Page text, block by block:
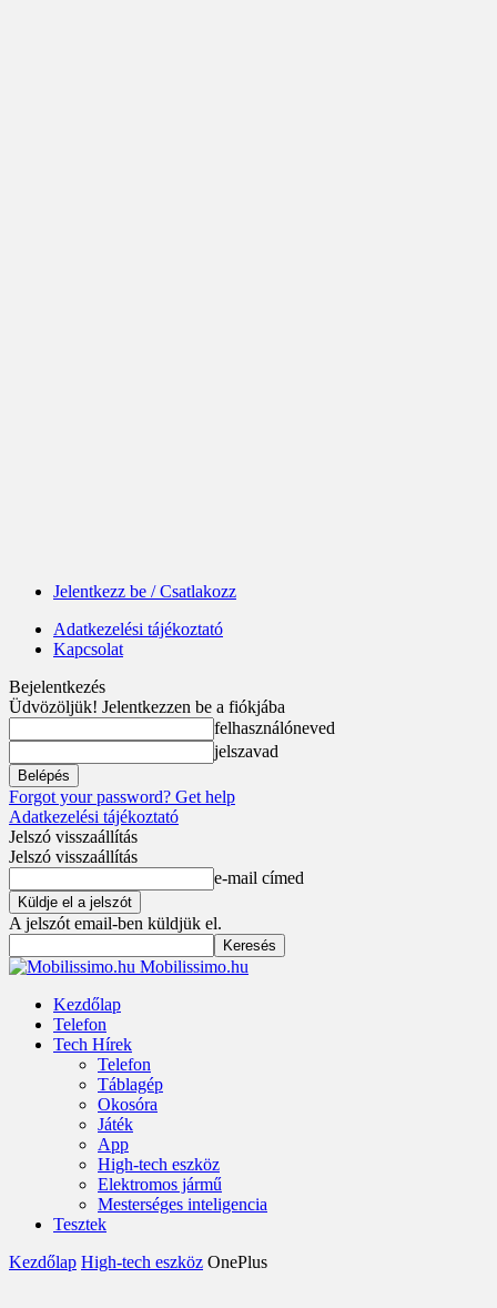
Jelentkezz be / Csatlakozz
Adatkezelési tájékoztató
Kapcsolat
Bejelentkezés
Üdvözöljük! Jelentkezzen be a fiókjába
felhasználóneved
jelszavad
Forgot your password? Get help
Adatkezelési tájékoztató
Jelszó visszaállítás
Jelszó visszaállítás
e-mail címed
A jelszót email-ben küldjük el.
Mobilissimo.hu
Kezdőlap
Telefon
Tech Hírek
Telefon
Táblagép
Okosóra
Játék
App
High-tech eszköz
Elektromos jármű
Mesterséges inteligencia
Tesztek
Kezdőlap High-tech eszköz OnePlus